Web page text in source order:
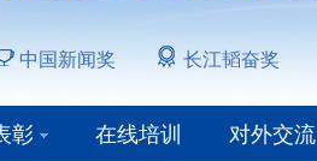
中国新闻奖 长江韬奋奖
彰 在线培训 对外交流